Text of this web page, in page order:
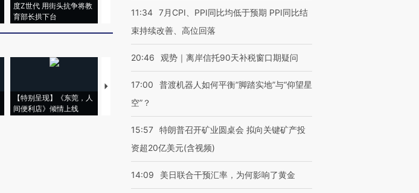
度Z世代 用街头抗争将教
育部长拱下台
飞地休达
4000人
米
【特别呈现】《东莞，人
间便利店》倾情上线
【推广】走进第四届链博
会，让数智科技“链”接产
【商旅对话】华住集团
11:34 7月CPI、PPI同比均低于预期 PPI同比结
束持续改善、高位回落
20:46 观势｜离岸信托90天补税窗口期疑问
17:00
普渡机器人如何平衡“脚踏实地”与“仰望星
空”？
15:57 特朗普召开矿业圆桌会 拟向关键矿产投
资超20亿美元(含视频)
14:09 美日联合干预汇率，为何影响了黄金